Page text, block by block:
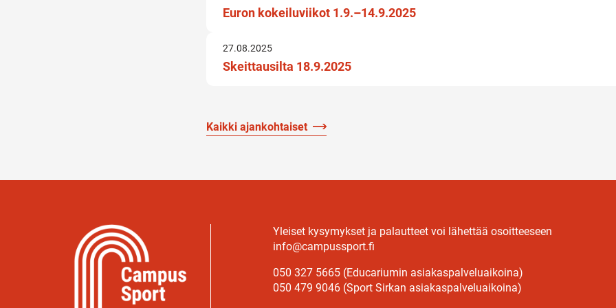
Euron kokeiluviikot 1.9.–14.9.2025
27.08.2025
Skeittausilta 18.9.2025
Kaikki ajankohtaiset
Yleiset kysymykset ja palautteet voi lähettää osoitteeseen
info@campussport.fi
050 327 5665 (Educariumin asiakaspalveluaikoina)
050 479 9046 (Sport Sirkan asiakaspalveluaikoina)